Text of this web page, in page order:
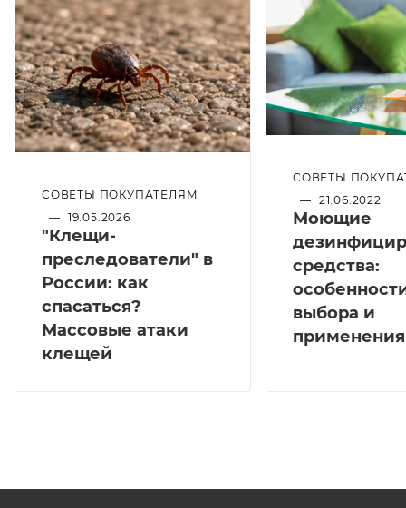
СОВЕТЫ ПОКУПАТЕЛЯМ
— 19.05.2026
"Клещи-
преследователи" в
России: как
спасаться?
Массовые атаки
клещей
СОВЕТЫ
— 21.06.2022
Моющие
средства:
выбора и
применения